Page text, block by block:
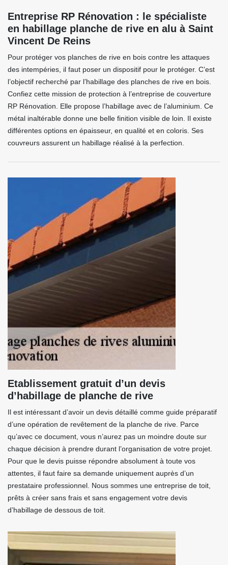
Entreprise RP Rénovation : le spécialiste
en habillage planche de rive en alu à Saint
Vincent De Reins
Pour protéger vos planches de rive en bois contre les attaques
des intempéries, il faut poser un dispositif pour le protéger. C’est
l’objectif recherché par l’habillage des planches de rive en bois.
Confiez cette mission de protection à l’entreprise de couverture
RP Rénovation. Elle propose l’habillage avec de l’aluminium. Ce
métal inaltérable donne une belle finition visible de loin. Il existe
différentes options en épaisseur, en qualité et en coloris. Ses
couvreurs assurent un habillage réalisé à la perfection.
Etablissement gratuit d’un devis
d’habillage de planche de rive
Il est intéressant d’avoir un devis détaillé comme guide préparatif
d’une opération de revêtement de la planche de rive. Parce
qu’avec ce document, vous n’aurez pas un moindre doute sur
chaque décision à prendre durant l’organisation de votre projet.
Pour que le devis puisse répondre absolument à toute vos
attentes, il faut faire sa demande uniquement auprès d’un
prestataire professionnel. Nous sommes une entreprise de toit,
prêts à créer sans frais et sans engagement votre devis
d’habillage de dessous de toit.